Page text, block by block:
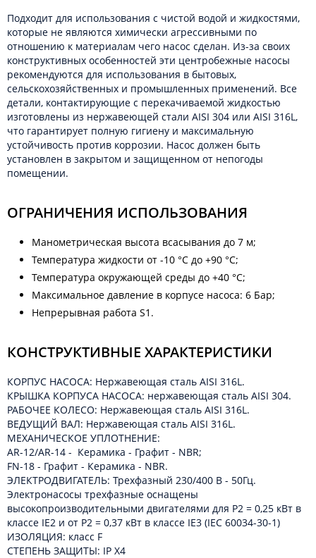
Подходит для использования с чистой водой и жидкостями,
которые не являются химически агрессивными по
отношению к материалам чего насос сделан. Из-за своих
конструктивных особенностей эти центробежные насосы
рекомендуются для использования в бытовых,
сельскохозяйственных и промышленных применений. Все
детали, контактирующие с перекачиваемой жидкостью
изготовлены из нержавеющей стали AISI 304 или AISI 316L,
что гарантирует полную гигиену и максимальную
устойчивость против коррозии. Насос должен быть
установлен в закрытом и защищенном от непогоды
помещении.
ОГРАНИЧЕНИЯ ИСПОЛЬЗОВАНИЯ
Манометрическая высота всасывания до 7 м;
Температура жидкости от -10 °C до +90 °C;
Температура окружающей среды до +40 °C;
Максимальное давление в корпусе насоса: 6 Бар;
Непрерывная работа S1.
КОНСТРУКТИВНЫЕ ХАРАКТЕРИСТИКИ
КОРПУС НАСОСА: Нержавеющая сталь AISI 316L.
КРЫШКА КОРПУСА НАСОСА: нержавеющая сталь AISI 304.
РАБОЧЕЕ КОЛЕСО: Нержавеющая сталь AISI 316L.
ВЕДУЩИЙ ВАЛ: Нержавеющая сталь AISI 316L.
МЕХАНИЧЕСКОЕ УПЛОТНЕНИЕ:
AR-12/AR-14 - Керамика - Графит - NBR;
FN-18 - Графит - Керамика - NBR.
ЭЛЕКТРОДВИГАТЕЛЬ: Трехфазный 230/400 В - 50Гц.
Электронасосы трехфазные оснащены
высокопроизводительными двигателями для P2 = 0,25 кВт в
классе IE2 и от P2 = 0,37 кВт в классе IE3 (IEC 60034-30-1)
ИЗОЛЯЦИЯ: класс F
СТЕПЕНЬ ЗАЩИТЫ: IP X4